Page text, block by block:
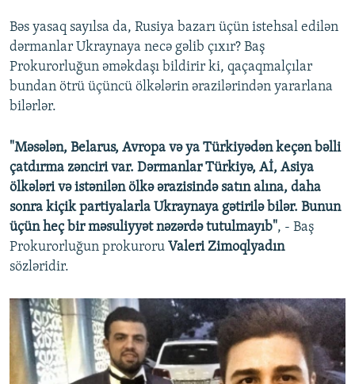
Bəs yasaq sayılsa da, Rusiya bazarı üçün istehsal edilən
dərmanlar Ukraynaya necə gəlib çıxır? Baş
Prokurorluğun əməkdaşı bildirir ki, qaçaqmalçılar
bundan ötrü üçüncü ölkələrin ərazilərindən yararlana
bilərlər.
"Məsələn, Belarus, Avropa və ya Türkiyədən keçən bəlli
çatdırma zənciri var. Dərmanlar Türkiyə, Aİ, Asiya
ölkələri və istənilən ölkə ərazisində satın alına, daha
sonra kiçik partiyalarla Ukraynaya gətirilə bilər. Bunun
üçün heç bir məsuliyyət nəzərdə tutulmayıb", - Baş
Prokurorluğun prokuroru Valeri Zimoqlyadın
sözləridir.